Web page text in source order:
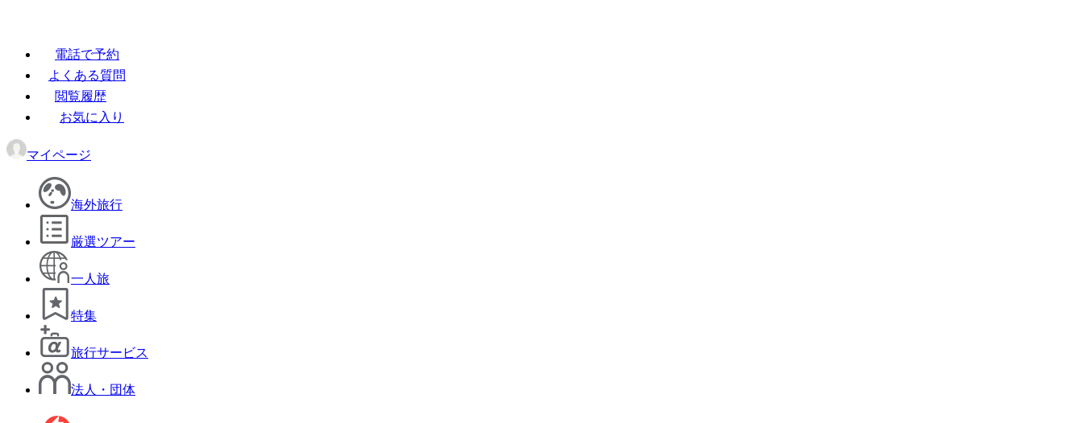
電話で予約
よくある質問
閲覧履歴
お気に入り
マイページ
海外旅行
厳選ツアー
一人旅
特集
旅行サービス
法人・団体